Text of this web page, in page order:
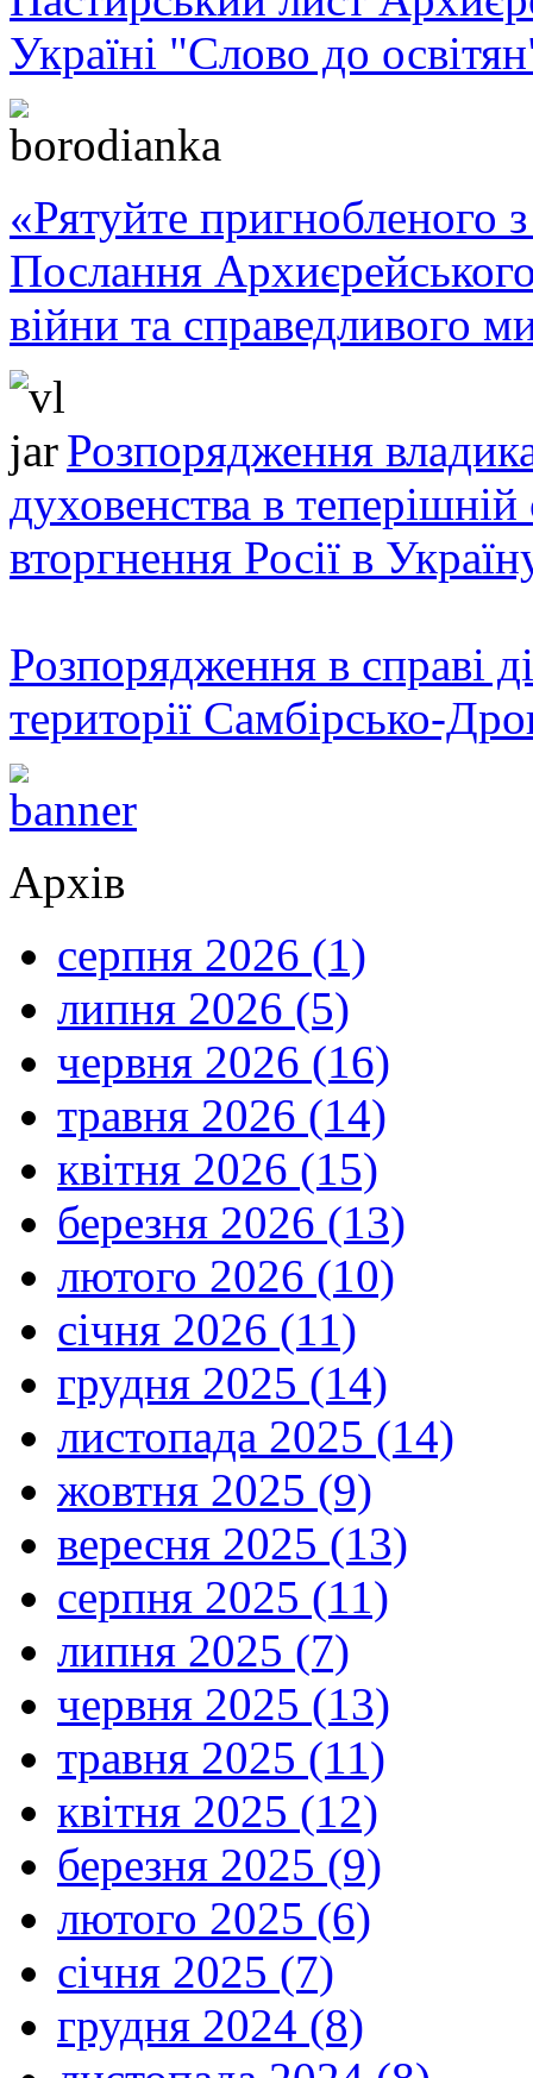
Україні "Слово до
«Рятуйте пригнобленого
Послання
війни та справедливого
Розпорядження
духовенства в теперішній
вторгнення Росії в
Розпорядження в справі
території Самбірсько-
Архів
серпня 2026 (1)
липня 2026 (5)
червня 2026 (16)
травня 2026 (14)
квітня 2026 (15)
березня 2026 (13)
лютого 2026 (10)
січня 2026 (11)
грудня 2025 (14)
листопада 2025 (14)
жовтня 2025 (9)
вересня 2025 (13)
серпня 2025 (11)
липня 2025 (7)
червня 2025 (13)
травня 2025 (11)
квітня 2025 (12)
березня 2025 (9)
лютого 2025 (6)
січня 2025 (7)
грудня 2024 (8)